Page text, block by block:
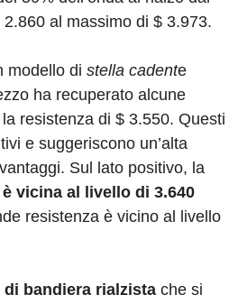
al massimo di $ 3.973.
modello di stella cadente
ha recuperato alcune
resistenza di $ 3.550. Questi
e suggeriscono un’alta
Sul lato positivo, la
è vicina al livello di 3.640
resistenza è vicino al livello
di bandiera rialzista che si